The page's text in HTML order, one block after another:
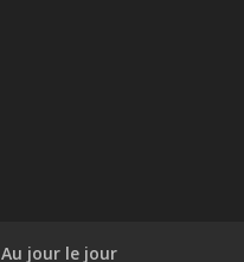
Au jour le jour